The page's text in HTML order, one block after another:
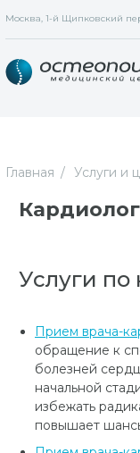
Москва, 1-й Щипковский
Главная Услуги и
Услуги по
Прием врача-
обращение к
болезней
начальной
избежать
повышает